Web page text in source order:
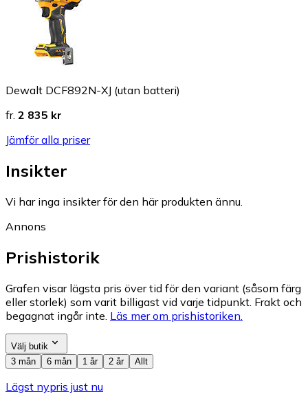
Dewalt DCF892N-XJ (utan batteri)
fr. 2 835 kr
Jämför alla priser
Insikter
Vi har inga insikter för den här produkten ännu.
Annons
Prishistorik
Grafen visar lägsta pris över tid för den variant (såsom färg
eller storlek) som varit billigast vid varje tidpunkt. Frakt och
begagnat ingår inte. Läs mer om prishistoriken.
Välj butik
3 mån
6 mån 1 år 2 år Allt
Lägst nypris just nu